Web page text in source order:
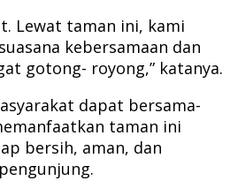
Lewat taman ini, kami
kebersamaan dan
gotong- royong,” katanya.
dapat bersama-
taman ini
bersih, aman, dan